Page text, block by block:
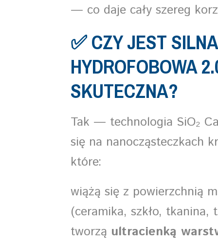
— co daje cały szereg
✅ CZY JEST
HYDROFOBOWA
SKUTECZNA?
Tak — technologia SiO₂
się na nanocząsteczkach
które:
wiążą się z powierzchnią
(ceramika, szkło, tkanina,
tworzą ultracienką